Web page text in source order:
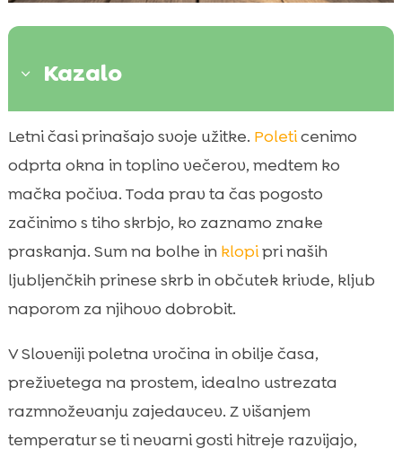
3 Kazalo
 Zakaj so zajedavci poleti večje tveganje za
mačke v Sloveniji
 Najpogostejši zunanji zajedavci: bolhe,
srčna glista
 Zaščita mačke pred zajedavci poleti
Kako prepoznamo, da ima mačka bolhe ali
Veterinarski pristopi in vrste zaščitnih
sredstev
Varna uporaba antiparazitikov in
najpogostejše napake skrbnikov
Letni časi prinašajo svoje užitke. Poleticenimo
odprta okna in toplino večerov, medtem ko
mačka počiva. Toda prav ta čas pogosto
začinimo s tiho skrbjo, ko zaznamo znake
praskanja. Sum na bolhe in klopipri naših
ljubljenčkih prinese skrb in občutek krivde, kljub
naporom za njihovo dobrobit.
V Sloveniji poletna vročina in obilje časa,
preživetega na prostem, idealno ustrezata
razmnoževanju zajedavcev. Z višanjem
temperatur se ti nevarni gosti hitreje razvijajo,